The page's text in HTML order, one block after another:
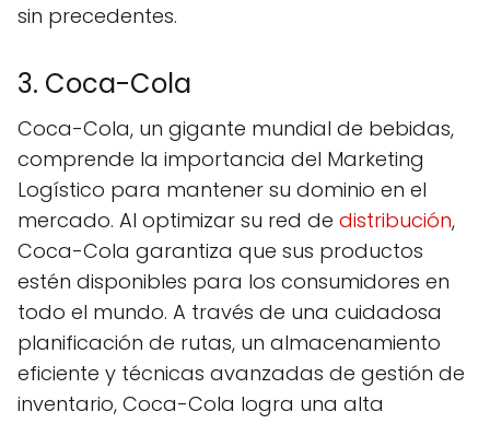
sin precedentes.
3. Coca-Cola
Coca-Cola, un gigante mundial de bebidas,
comprende la importancia del Marketing
Logístico para mantener su dominio en el
mercado. Al optimizar su red de distribución,
Coca-Cola garantiza que sus productos
estén disponibles para los consumidores en
todo el mundo. A través de una cuidadosa
planificación de rutas, un almacenamiento
eficiente y técnicas avanzadas de gestión de
inventario, Coca-Cola logra una alta